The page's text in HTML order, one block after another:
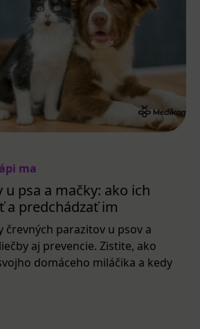
ma
u psa a mačky: ako ich
a predchádzať im
črevných parazitov u psov a
aj prevencie. Zistite, ako
domáceho miláčika a kedy